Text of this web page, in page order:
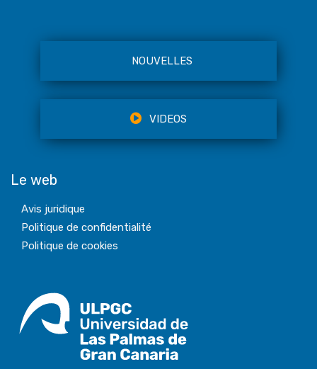
NOUVELLES
VIDEOS
Le web
Avis juridique
Politique de confidentialité
Politique de cookies